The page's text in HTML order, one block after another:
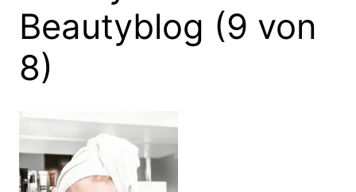
Beautyblog (9 von
8)